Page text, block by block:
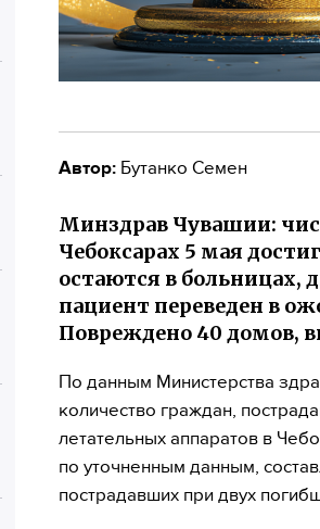
Автор: Бутанко Семен
Минздрав Чувашии:
Чебоксарах 5 мая
остаются в больницах,
пациент переведен в
Повреждено 40 домов,
По данным Министерства
количество граждан,
летательных аппаратов в
по уточненным данным,
пострадавших при двух